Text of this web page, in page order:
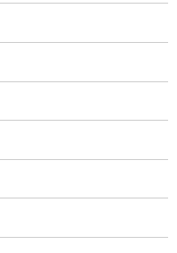
ましたら、お申し付けく